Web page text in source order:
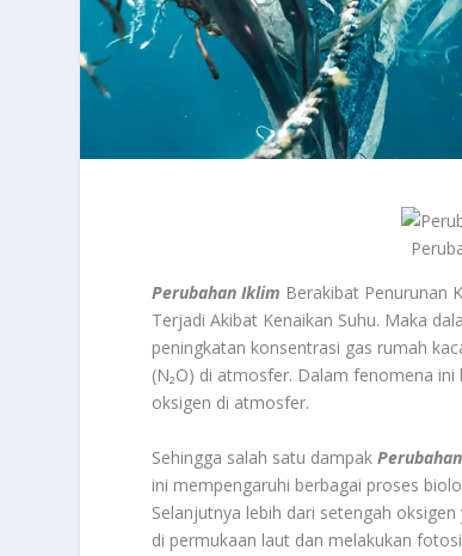
Perubahan Iklim Berakibat Penurunan
Terjadi Akibat Kenaikan Suhu. Maka
peningkatan konsentrasi gas rumah
(N₂O) di atmosfer. Dalam fenomena
oksigen di atmosfer.
Sehingga salah satu dampak
ini mempengaruhi berbagai proses
Selanjutnya lebih dari setengah
di permukaan laut dan melakukan